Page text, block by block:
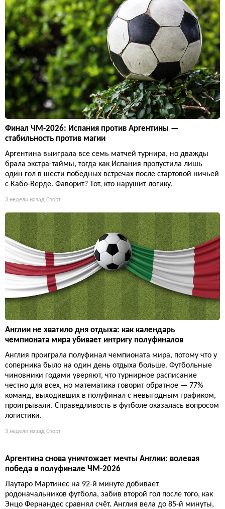
Финал ЧМ-2026: Испания против Аргентины —
стабильность против магии
Аргентина выиграла все семь матчей турнира, но дважды
брала экстра-таймы, тогда как Испания пропустила лишь
один гол в шести победных встречах после стартовой ничьей
с Кабо-Верде. Фаворит? Тот, кто нарушит логику.
3 недели назад Спорт
Англии не хватило дня отдыха: как календарь
чемпионата мира убивает интригу полуфиналов
Англия проиграла полуфинал чемпионата мира, потому что у
соперника было на один день отдыха больше. Футбольные
чиновники годами уверяют, что турнирное расписание
честно для всех, но математика говорит обратное — 77%
команд, выходивших в полуфинал с невыгодным графиком,
проигрывали. Справедливость в футболе оказалась вопросом
логистики.
3 недели назад Спорт
Аргентина снова уничтожает мечты Англии: волевая
победа в полуфинале ЧМ-2026
Лаутаро Мартинес на 92-й минуте добивает
родоначальников футбола, забив второй гол после того, как
Энцо Фернандес сравнял счёт. Англия вела до 85-й минуты,